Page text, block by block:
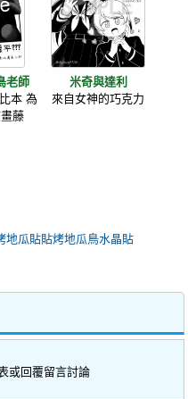
老師
本 為
藤
米奇與達利
來自女神的巧克力
地瓜貼貼烤地瓜鳥水晶貼
或回覆留言討論